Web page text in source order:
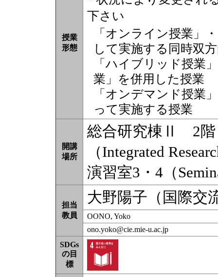
授業
形態
下さい
「オンライン授業」
して実施する同時双
「ハイブリッド授業
業」を併用した授業
「オンデマンド授業
って実施する授業
開講
場所
総合研究棟Ⅱ 2
（Integrated
演習室3・4（
担当
教員
大野陽子（国際交
OONO, Yoko
ono.yoko@cie.mie-u.ac.jp
SDGs
の目
標